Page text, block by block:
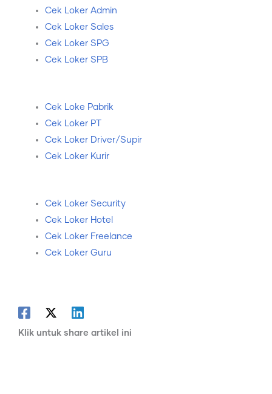
Cek Loker Admin
Cek Loker Sales
Cek Loker SPG
Cek Loker SPB
Cek Loke Pabrik
Cek Loker PT
Cek Loker Driver/Supir
Cek Loker Kurir
Cek Loker Security
Cek Loker Hotel
Cek Loker Freelance
Cek Loker Guru
Klik untuk share artikel ini